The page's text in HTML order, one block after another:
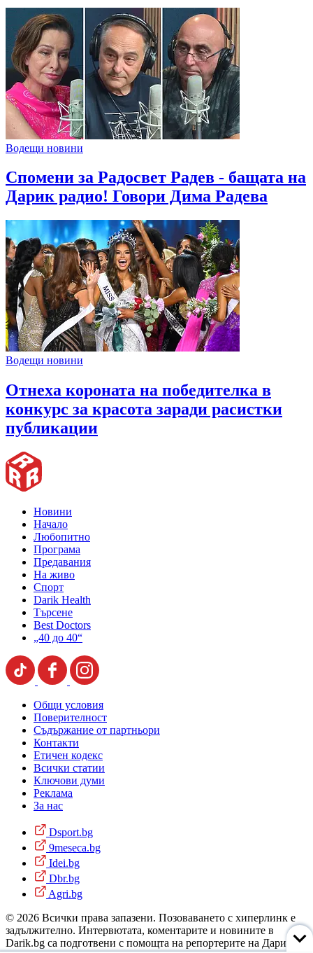
Водещи новини
Спомени за Радосвет Радев - бащата на
Дарик радио! Говори Дима Радева
Водещи новини
Отнеха короната на победителка в
конкурс за красота заради расистки
публикации
Новини
Начало
Любопитно
Програма
Предавания
На живо
Спорт
Darik Health
Търсене
Best Doctors
„40 до 40“
Общи условия
Поверителност
Съдържание от партньори
Контакти
Етичен кодекс
Всички статии
Ключови думи
Реклама
За нас
Dsport.bg
9meseca.bg
Idei.bg
Dbr.bg
Agri.bg
© 2026 Всички права запазени. Позоваването с хиперлинк е
задължително. Интервютата, коментарите и новините в
Darik.bg са подготвени с помощта на репортерите на Дарик